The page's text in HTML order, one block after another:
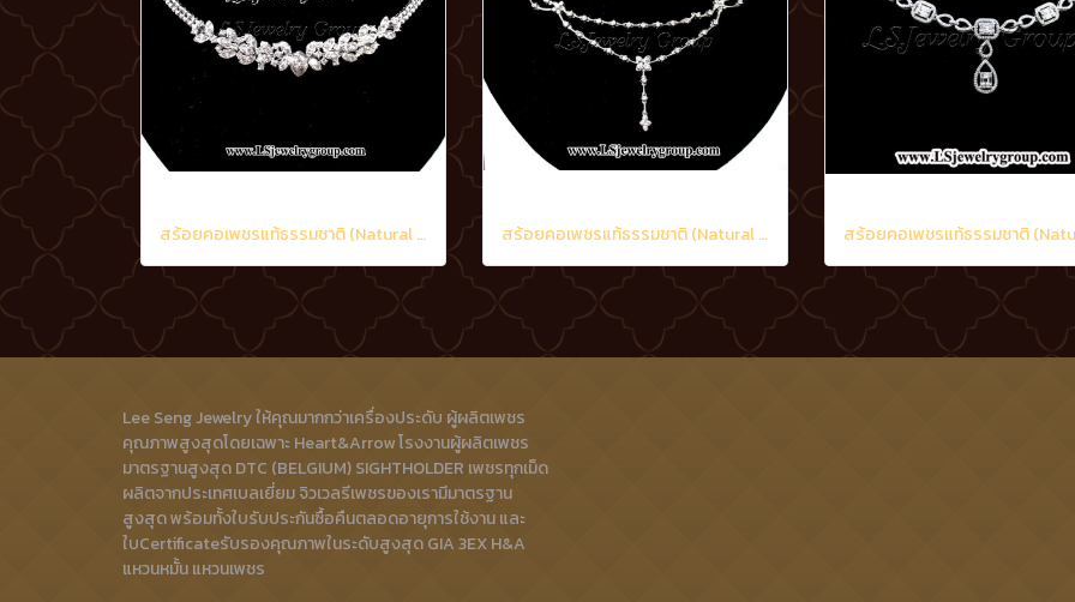
สร้อยคอเพชรแท้ธรรมชาติ (Natural Diamonds) 6.50 Ct. สร้อยคอเพชรแท้ธรรมชาติ (Natural Diamonds) 2.02 Ct.
Lee Seng Jewelry ให้คุณมากกว่าเครื่องประดับ ผู้ผลิตเพชร
คุณภาพสูงสุดโดยเฉพาะ Heart&Arrow โรงงานผู้ผลิตเพชร
มาตรฐานสูงสุด DTC (BELGIUM) SIGHTHOLDER เพชรทุกเม็ด
ผลิตจากประเทศเบลเยี่ยม จิวเวลรีเพชรของเรามีมาตรฐาน
สูงสุด พร้อมทั้งใบรับประกันซื้อคืนตลอดอายุการใช้งาน และ
ใบCertificateรับรองคุณภาพในระดับสูงสุด GIA 3EX H&A
แหวนหมั้น แหวนเพชร